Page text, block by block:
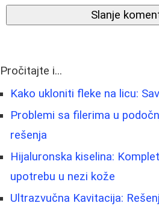
Slanje
Pročitajte i...
Kako ukloniti fleke na licu:
Problemi sa filerima u
rešenja
Hijaluronska kiselina:
upotrebu u nezi kože
Ultrazvučna Kavitacija: